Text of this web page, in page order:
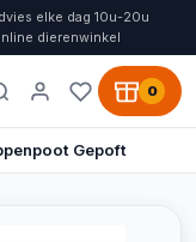
elke dag 10u-20u
dierenwinkel
0
Gepoft